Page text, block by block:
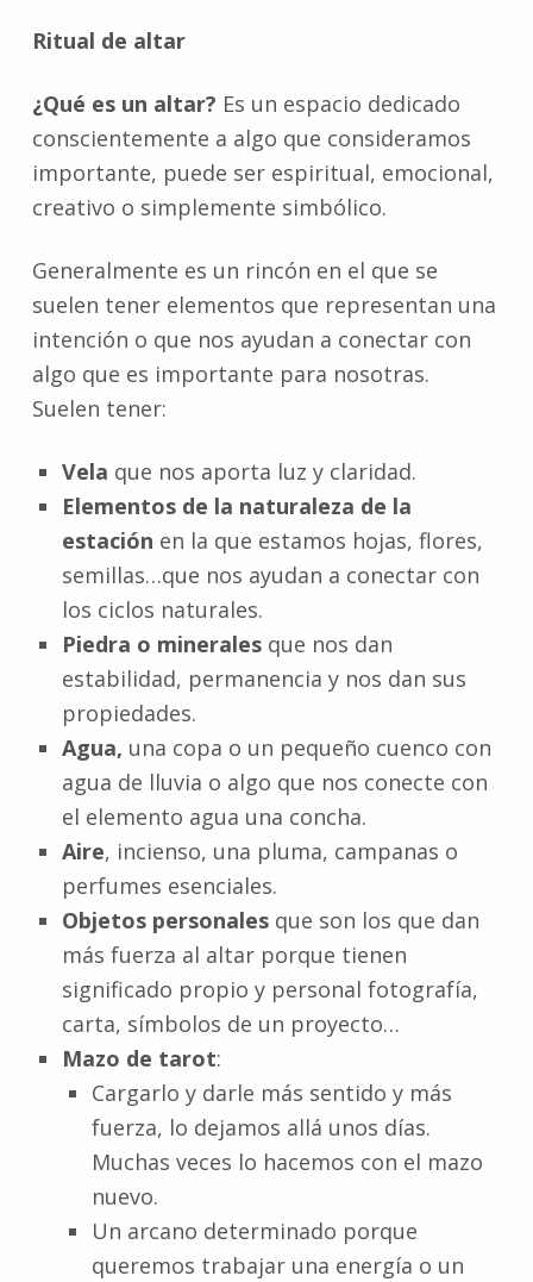
Ritual de altar
¿Qué es un altar? Es un espacio dedicado
conscientemente a algo que consideramos
importante, puede ser espiritual, emocional,
creativo o simplemente simbólico.
Generalmente es un rincón en el que se
suelen tener elementos que representan una
intención o que nos ayudan a conectar con
algo que es importante para nosotras.
Suelen tener:
Vela que nos aporta luz y claridad.
Elementos de la naturaleza de la
estación en la que estamos hojas, flores,
semillas…que nos ayudan a conectar con
los ciclos naturales.
Piedra o mineralesque nos dan
estabilidad, permanencia y nos dan sus
propiedades.
Agua, una copa o un pequeño cuenco con
agua de lluvia o algo que nos conecte con
el elemento agua una concha.
Aire, incienso, una pluma, campanas o
perfumes esenciales.
Objetos personalesque son los que dan
más fuerza al altar porque tienen
significado propio y personal fotografía,
carta, símbolos de un proyecto…
Mazo de tarot:
Cargarlo y darle más sentido y más
fuerza, lo dejamos allá unos días.
Muchas veces lo hacemos con el mazo
nuevo.
Un arcano determinado porque
queremos trabajar una energía o un